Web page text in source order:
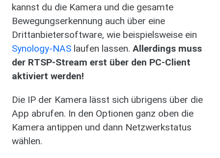
kannst du die Kamera und die gesamte
Bewegungserkennung auch über eine
Drittanbietersoftware, wie beispielsweise ein
Synology-NAS laufen lassen. Allerdings muss
der RTSP-Stream erst über den PC-Client
aktiviert werden!
Die IP der Kamera lässt sich übrigens über die
App abrufen. In den Optionen ganz oben die
Kamera antippen und dann Netzwerkstatus
wählen.